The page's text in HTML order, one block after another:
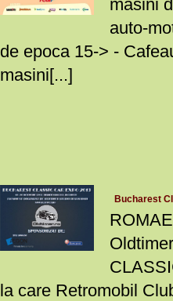
masini
auto-
de epoca 15-> -
masini[...]
Bucharest
la care Retromobil